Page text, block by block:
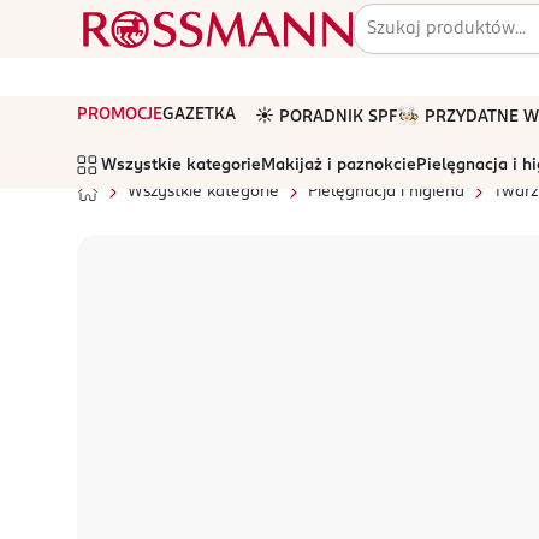
PROMOCJEGAZETKA ☀️ PORADNIK SPF🧑🏻‍🍳 PRZYDATNE
Wszystkie kategorie Makijaż i paznokcie Pielęgnacja i
Wszystkie kategorie
Pielęgnacja i higiena Twarz